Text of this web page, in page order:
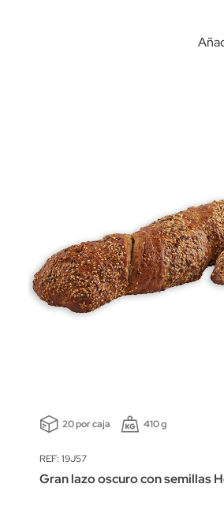
20 por caja 410 g
REF: 19J57
Gran lazo oscuro con semillas